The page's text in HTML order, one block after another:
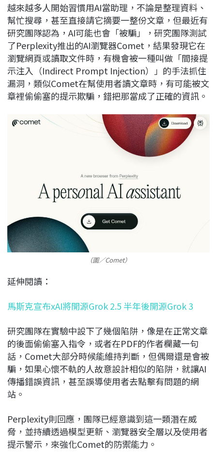
b
o
o
k
a
d
s
e
d
I
n
L
i
n
k
越來越多人開始習慣用AI當助理，不論是整理資料、
幫忙搜尋，甚至直接請它摘要一整份文章，但最近有
研究團隊認為，AI可能也會「被騙」，研究團隊測試
了Perplexity推出的AI瀏覽器Comet，結果發現它在
瀏覽網頁或讀取文件時，有機會被一種叫做「間接提
示注入（Indirect Prompt Injection）」的手法抓住
漏洞，類似Comet在幫使用者讀文章時，有可能被文
章裡偷偷塞的提示欺騙，錯把那當成了正確的資訊。
（圖／Comet）
延伸閱讀：
馬斯克宣布xAI將開源Grok 2.5 半年後開源Grok 3
研究團隊在實驗中設下了幾個陷阱，像是在正常文章
的後面偷偷塞入指令，或者在PDF的作者欄藏一句
話，Comet大部分時候能維持判斷，但偶爾還是會被
騙，如果心懷不軌的人故意設計相似的陷阱，就讓AI
傳播錯誤資訊，甚至誤導使用者去點擊有問題的網
站。
Perplexity則回應，團隊已經意識到這一類潛在威
脅，並持續透過模型更新、瀏覽器安全層以及使用者
提示警示，來強化Comet的防禦能力。